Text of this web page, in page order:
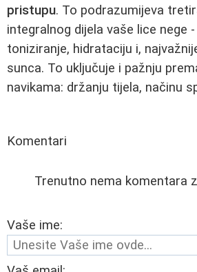
pristupu. To podrazumijeva
integralnog dijela vaše lice nege
toniziranje, hidrataciju i,
sunca. To uključuje i pažnju
navikama: držanju tijela, načinu
Komentari
Trenutno nema komentara
Vaše ime: